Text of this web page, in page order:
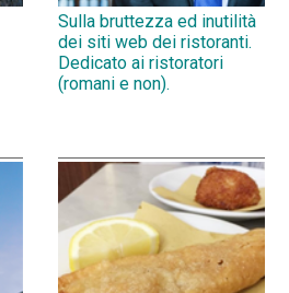
Sulla bruttezza ed inutilità
dei siti web dei ristoranti.
Dedicato ai ristoratori
(romani e non).